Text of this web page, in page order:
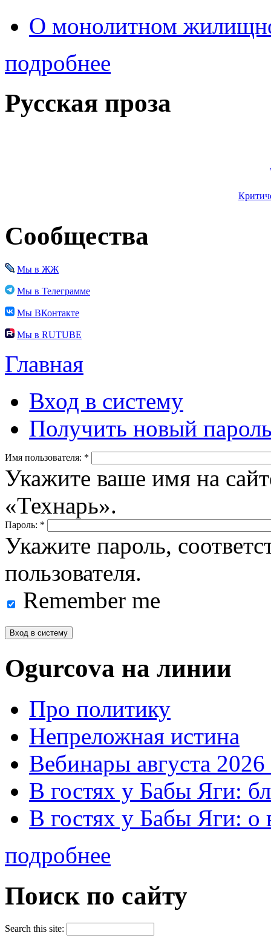
О монолитном
подробнее
Русская проза
Сообщества
Мы в ЖЖ
Мы в Телеграмме
Мы ВКонтакте
Мы в RUTUBE
Главная
Вход в систему
Получить новый
Имя пользователя: *
Укажите ваше имя на
«Технарь».
Пароль: *
Укажите пароль,
пользователя.
Remember me
Ogurcova на линии
Про политику
Непреложная истина
Вебинары августа 2026
В гостях у Бабы Яги:
В гостях у Бабы Яги:
подробнее
Поиск по сайту
Search this site: